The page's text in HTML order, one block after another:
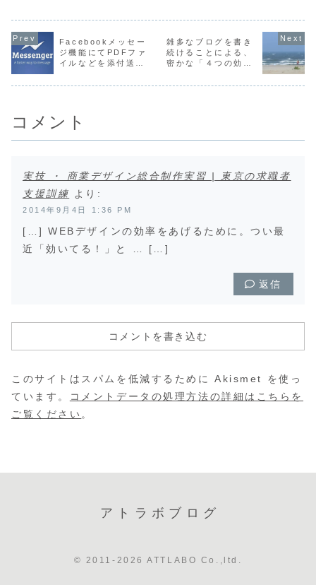
ージ制作、となっ
た場合、だいたい
半分は
Wordpress...
WEBに書く文章っ
て「わかりやすく
伝えること」を突
く設定もしやすく
なっていますが、
上手に...
のなか、あ
業種で「ア
コロナを見
た…」とい
を感じま...
Facebookメッセー
ジ機能にてPDFファ
イルなどを添付送信
雑多なブログを書き
続けることによる、
密かな「４つの効
コメント
実技 ・ 商業デザイン総合制作実習 | 東京の求職者
支援訓練 より:
2014年9月4日 1:36 PM
[…] WEBデザインの効率をあげるために。つい最
近「効いてる！」と … […]
返信
コメントを書き込む
このサイトはスパムを低減するために Akismet を使っ
ています。
コメントデータの処理方法の詳細はこちらを
ご覧ください 。
アトラボブログ
© 2011-2026 ATTLABO Co.,ltd.